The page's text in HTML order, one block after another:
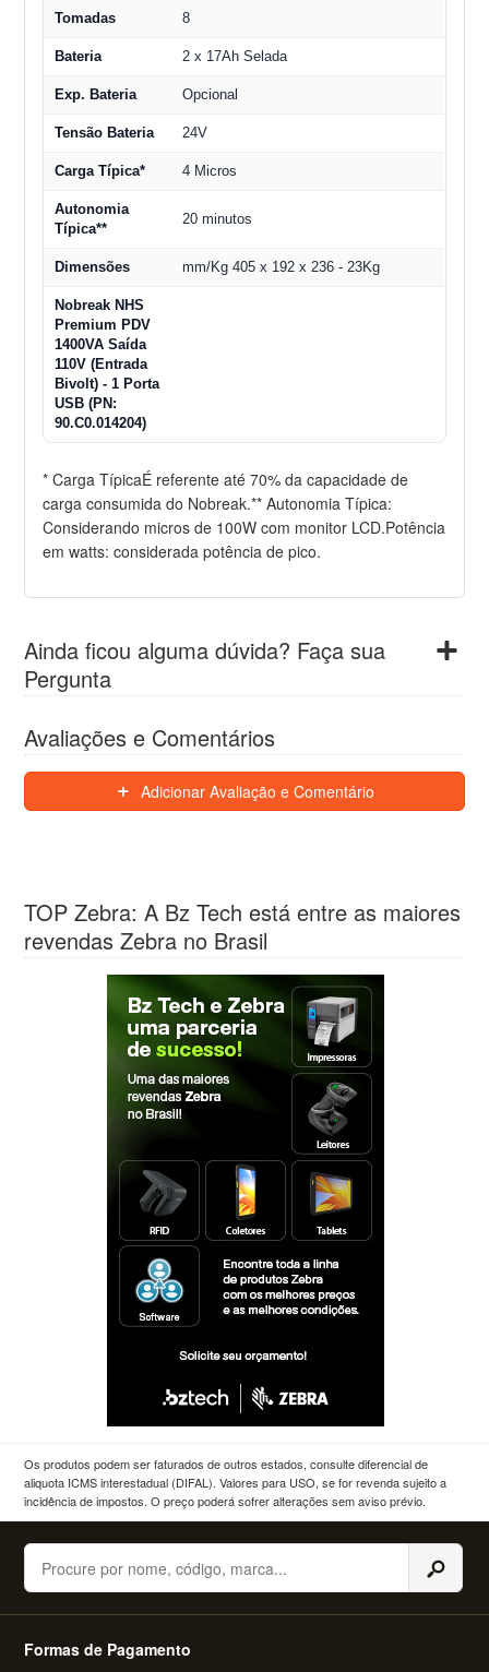
Tomadas 8
Bateria 2 x 17Ah Selada
Exp. Bateria Opcional
Tensão Bateria 24V
Carga Típica* 4 Micros
Autonomia
Típica**
20 minutos
Dimensões mm/Kg 405 x 192 x 236 - 23Kg
Nobreak NHS
Premium PDV
1400VA Saída
110V (Entrada
Bivolt) - 1 Porta
USB (PN:
90.C0.014204)
* Carga TípicaÉ referente até 70% da capacidade de
carga consumida do Nobreak.** Autonomia Típica:
Considerando micros de 100W com monitor LCD.Potência
em watts: considerada potência de pico.
Ainda ficou alguma dúvida? Faça sua
Pergunta
Avaliações e Comentários
Adicionar Avaliação e Comentário
TOP Zebra: A Bz Tech está entre as maiores
revendas Zebra no Brasil
Os produtos podem ser faturados de outros estados, consulte diferencial de
aliquota ICMS interestadual (DIFAL). Valores para USO, se for revenda sujeito a
incidência de impostos. O preço poderá sofrer alterações sem aviso prévio.
Buscar
Formas de Pagamento